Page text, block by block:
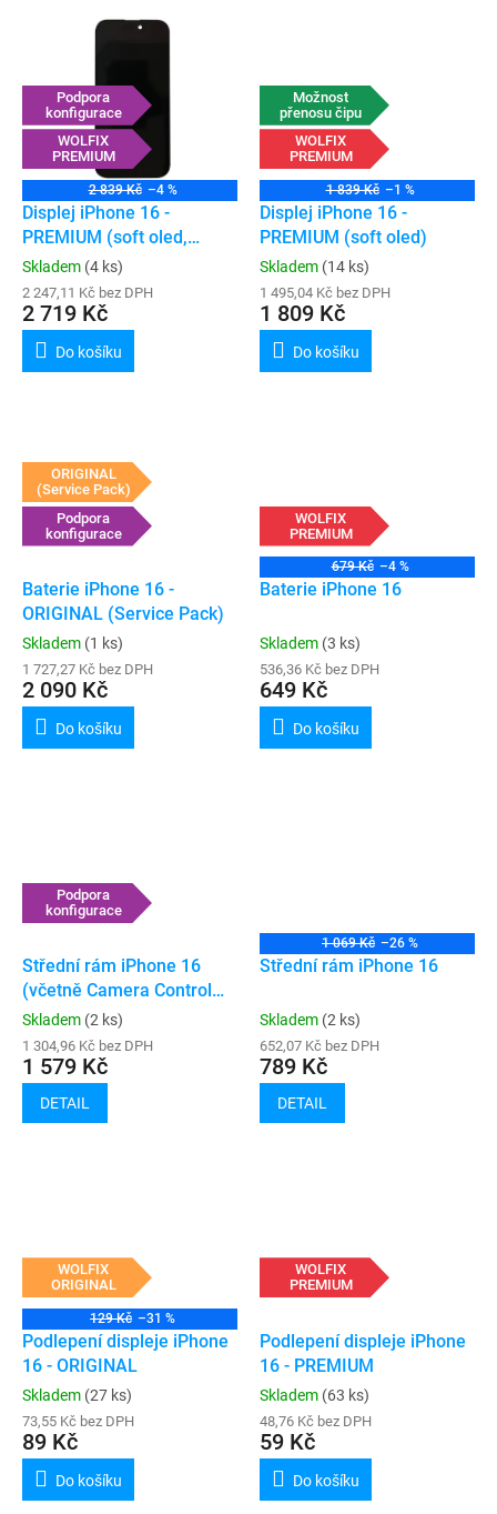
Podpora
konfigurace
WOLFIX
PREMIUM
2 839 Kč –4 %
Displej iPhone 16 -
PREMIUM (soft oled,
podpora konfigurace)
Skladem (4 ks)
2 247,11 Kč bez DPH
2 719 Kč
Do košíku
Možnost
přenosu čipu
WOLFIX
PREMIUM
1 839 Kč –1 %
Displej iPhone 16 -
PREMIUM (soft oled)
Skladem (14 ks)
1 495,04 Kč bez DPH
1 809 Kč
Do košíku
ORIGINAL
(Service Pack)
Podpora
konfigurace
Baterie iPhone 16 -
ORIGINAL (Service Pack)
Skladem (1 ks)
1 727,27 Kč bez DPH
2 090 Kč
Do košíku
WOLFIX
PREMIUM
679 Kč –4 %
Baterie iPhone 16
Skladem (3 ks)
536,36 Kč bez DPH
649 Kč
Do košíku
Podpora
konfigurace
Střední rám iPhone 16
(včetně Camera Control
button)
Skladem (2 ks)
1 304,96 Kč bez DPH
1 579 Kč
DETAIL
1 069 Kč –26 %
Střední rám iPhone 16
Skladem (2 ks)
652,07 Kč bez DPH
789 Kč
DETAIL
WOLFIX
ORIGINAL
129 Kč –31 %
Podlepení displeje iPhone
16 - ORIGINAL
Skladem (27 ks)
73,55 Kč bez DPH
89 Kč
Do košíku
WOLFIX
PREMIUM
Podlepení displeje iPhone
16 - PREMIUM
Skladem (63 ks)
48,76 Kč bez DPH
59 Kč
Do košíku